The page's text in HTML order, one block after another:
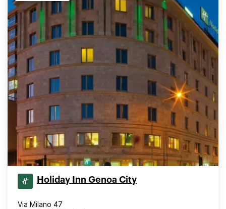
Holiday Inn Genoa City
Via Milano 47